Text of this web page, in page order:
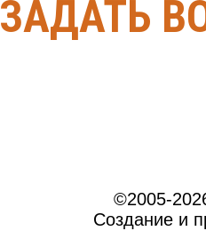
ЗАДАТЬ
©2005-
Создание и